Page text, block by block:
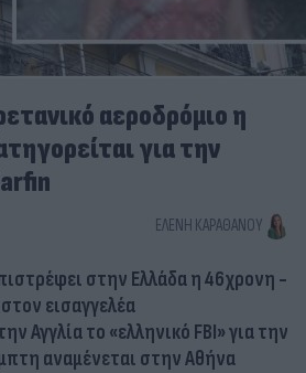
αεροδρόμιο η
για την
ΕΛΈΝΗ ΚΑΡΑΘΆΝΟΥ
στην Ελλάδα η 46χρονη -
εισαγγελέα
Αγγλία το «ελληνικό FBI» για την
αναμένεται στην Αθήνα